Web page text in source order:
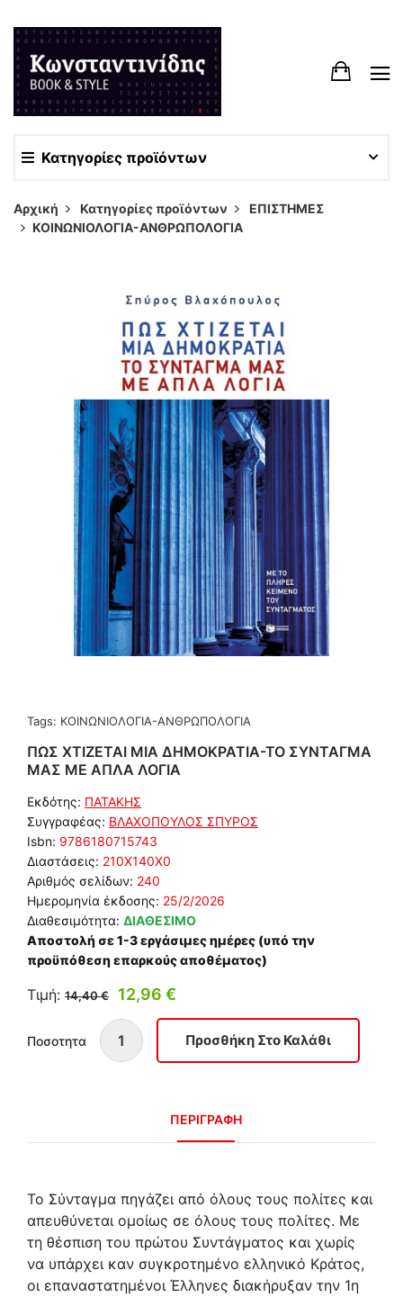
Κατηγορίες προϊόντων
Αρχική Κατηγορίες προϊόντων
ΕΠΙΣΤΗΜΕΣ
ΚΟΙΝΩΝΙΟΛΟΓΙΑ-ΑΝΘΡΩΠΟΛΟΓΙΑ
Tags: ΚΟΙΝΩΝΙΟΛΟΓΙΑ-ΑΝΘΡΩΠΟΛΟΓΙΑ
ΠΩΣ ΧΤΙΖΕΤΑΙ ΜΙΑ ΔΗΜΟΚΡΑΤΙΑ-ΤΟ ΣΥΝΤΑΓΜΑ
ΜΑΣ ΜΕ ΑΠΛΑ ΛΟΓΙΑ
Εκδότης: ΠΑΤΑΚΗΣ
Συγγραφέας: ΒΛΑΧΟΠΟΥΛΟΣ ΣΠΥΡΟΣ
Isbn: 9786180715743
Διαστάσεις: 210Χ140Χ0
Αριθμός σελίδων: 240
Ημερομηνία έκδοσης: 25/2/2026
Διαθεσιμότητα: ΔΙΑΘΕΣΙΜΟ
Αποστολή σε 1-3 εργάσιμες ημέρες (υπό την
προϋπόθεση επαρκούς αποθέματος)
Τιμή: 14,40 € 12,96 €
Ποσοτητα
ΠΕΡΙΓΡΑΦΗ
Το Σύνταγµα πηγάζει από όλους τους πολίτες και
απευθύνεται οµοίως σε όλους τους πολίτες. Με
τη θέσπιση του πρώτου Συντάγµατος και χωρίς
να υπάρχει καν συγκροτηµένο ελληνικό Κράτος,
οι επαναστατηµένοι Έλληνες διακήρυξαν την 1η